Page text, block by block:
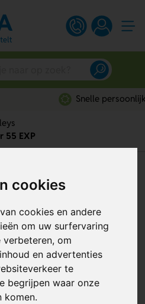
cookies
cookies en andere
om uw surfervaring
om
en advertenties
te
begrijpen waar onze
komen.
service
55 EXP
Spinner 55